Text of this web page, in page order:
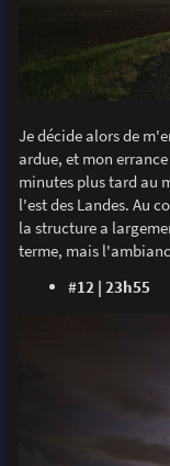
Je décide alors de
ardue, et mon
minutes plus tard au
l'est des Landes. Au
la structure a
terme, mais
#12 | 23h55